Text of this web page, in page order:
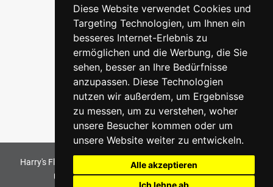
Diese Website verwendet Cookies und
Targeting Technologien, um Ihnen ein
besseres Internet-Erlebnis zu
ermöglichen und die Werbung, die Sie
sehen, besser an Ihre Bedürfnisse
anzupassen. Diese Technologien
nutzen wir außerdem, um Ergebnisse
zu messen, um zu verstehen, woher
unsere Besucher kommen oder um
unsere Website weiter zu entwickeln.
Alle akzeptieren
Ich lehne ab
von der Abbildung abweichen.
Harry's Fliesenmarkt GmbH & Co KG2026. All Rights Reserved
Umsetzung und Bereitstellung durchw3e.de